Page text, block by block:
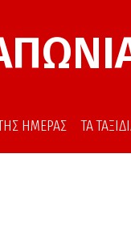
ΗΜΕΡΑΣ ΤΑ